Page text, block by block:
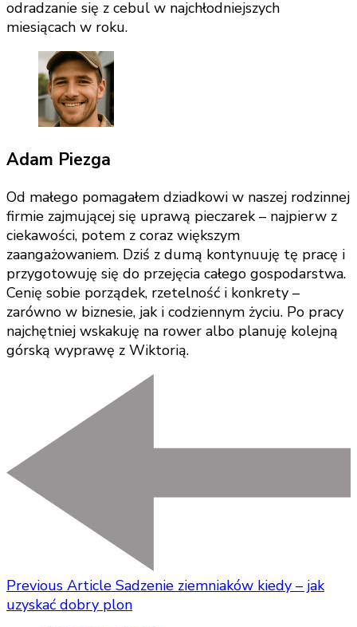
odradzanie się z cebul w najchłodniejszych
miesiącach w roku.
Adam Piezga
Od małego pomagałem dziadkowi w naszej rodzinnej
firmie zajmującej się uprawą pieczarek – najpierw z
ciekawości, potem z coraz większym
zaangażowaniem. Dziś z dumą kontynuuję tę pracę i
przygotowuję się do przejęcia całego gospodarstwa.
Cenię sobie porządek, rzetelność i konkrety –
zarówno w biznesie, jak i codziennym życiu. Po pracy
najchętniej wskakuję na rower albo planuję kolejną
górską wyprawę z Wiktorią.
Previous Article Sadzenie ziemniaków kiedy – jak
uzyskać dobry plon